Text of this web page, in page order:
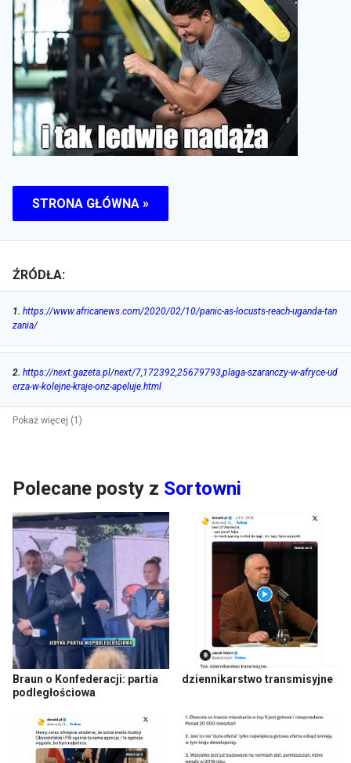
STRONA GŁÓWNA »
ŹRÓDŁA:
1. https://www.africanews.com/2020/02/10/panic-as-locusts-reach-uganda-tan
zania/
2. https://next.gazeta.pl/next/7,172392,25679793,plaga-szaranczy-w-afryce-ud
erza-w-kolejne-kraje-onz-apeluje.html
Pokaż więcej (1)
Polecane posty z Sortowni
Braun o Konfederacji: partia
podległościowa
dziennikarstwo transmisyjne